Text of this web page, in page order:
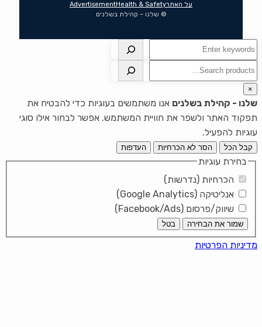
על האתרHealth & Safety
Advertisement
© שלנו – קהילת בשלנים
חיפוש
חיפוש
×
שלנו - קהילת בשלנים אנו משתמשים בעוגיות כדי להבטיח את
תפקוד האתר ולשפר את חוויית המשתמש. אפשר לבחור אילו סוגי
עוגיות להפעיל.
קבל הכל הסר לא הכרחיות העדפות
בחירת עוגיות
הכרחיות (נדרשות)
אנליטיקה (Google Analytics)
שיווק/פרסום (Facebook/Ads)
שמור את הבחירה בטל
מדיניות הפרטיות